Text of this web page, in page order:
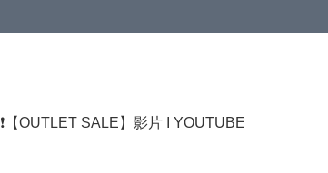
【OUTLET SALE】 影片 I YOUTUBE